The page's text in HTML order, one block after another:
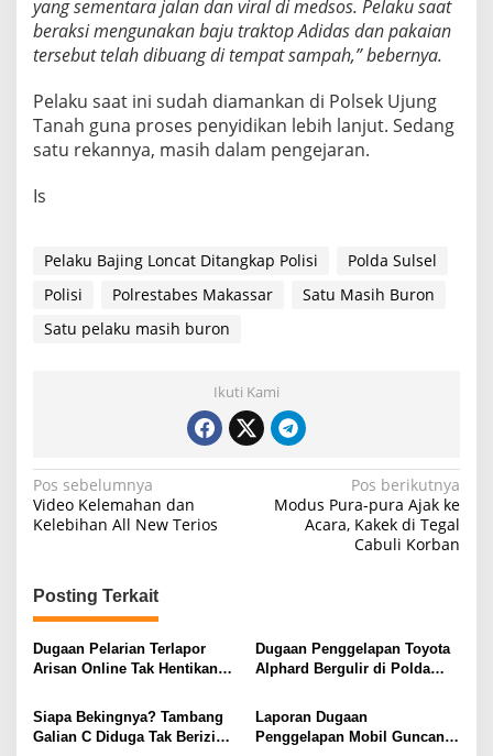
yang sementara jalan dan viral di medsos. Pelaku saat
beraksi mengunakan baju traktop Adidas dan pakaian
tersebut telah dibuang di tempat sampah,” bebernya.
Pelaku saat ini sudah diamankan di Polsek Ujung
Tanah guna proses penyidikan lebih lanjut. Sedang
satu rekannya, masih dalam pengejaran.
Is
Pelaku Bajing Loncat Ditangkap Polisi
Polda Sulsel
Polisi
Polrestabes Makassar
Satu Masih Buron
Satu pelaku masih buron
Ikuti Kami
N
a
i
g
a
s
i
p
Pos sebelumnya
Video Kelemahan dan
Kelebihan All New Terios
Pos berikutnya
Modus Pura-pura Ajak ke
Acara, Kakek di Tegal
Cabuli Korban
Posting Terkait
Dugaan Pelarian Terlapor
Arisan Online Tak Hentikan
Dugaan Penggelapan Toyota
Alphard Bergulir di Polda
Tak Penuhi Panggilan
Siapa Bekingnya? Tambang
Galian C Diduga Tak Berizin
Laporan Dugaan
Penggelapan Mobil Guncang